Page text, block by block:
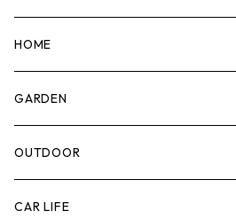
マーカー
計測機器
腰袋・ツールホルスター
工具箱
HOME
5ガロンバケツ
キッチン
日用品
GARDEN
剪定ばさみ
ガーデンツール
OUTDOOR
スツール
CAR LIFE